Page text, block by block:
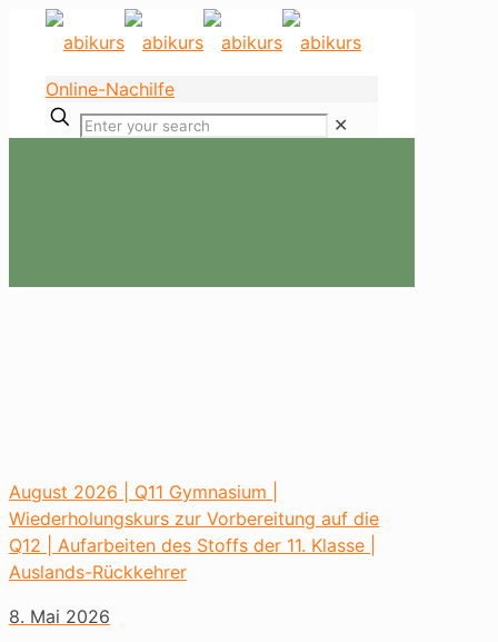
Online-Nachilfe
✕
August 2026 | Q11 Gymnasium |
Wiederholungskurs zur Vorbereitung auf die
Q12 | Aufarbeiten des Stoffs der 11. Klasse |
Auslands-Rückkehrer
8. Mai 2026